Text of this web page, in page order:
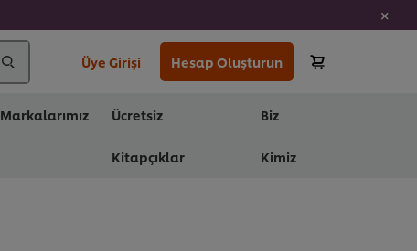
Üye Girişi Hesap Oluşturun
Markalarımız Ücretsiz
Kitapçıklar
Biz
Kimiz